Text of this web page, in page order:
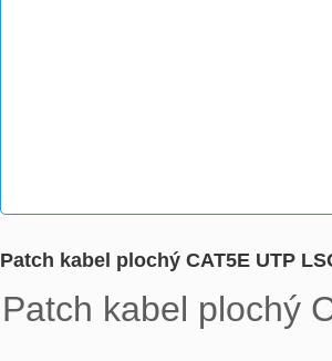
Patch kabel plochý CAT5E UTP
Patch kabel plochý